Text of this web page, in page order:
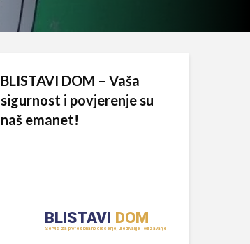
BLISTAVI DOM – Vaša
sigurnost i povjerenje su
naš emanet!